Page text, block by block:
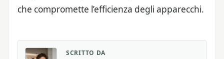
che compromette l’efficienza degli apparecchi.
SCRITTO DA